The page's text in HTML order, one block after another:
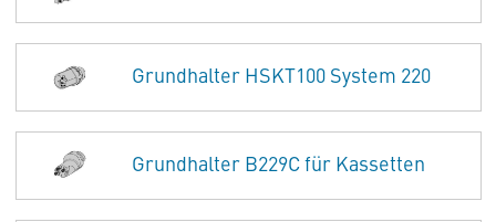
Grundhalter HSKT100 System 220
Grundhalter B229C für Kassetten